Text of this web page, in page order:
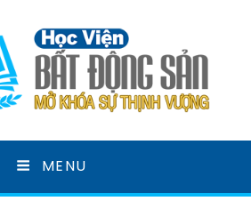
BẤT ĐỘNG
MENU